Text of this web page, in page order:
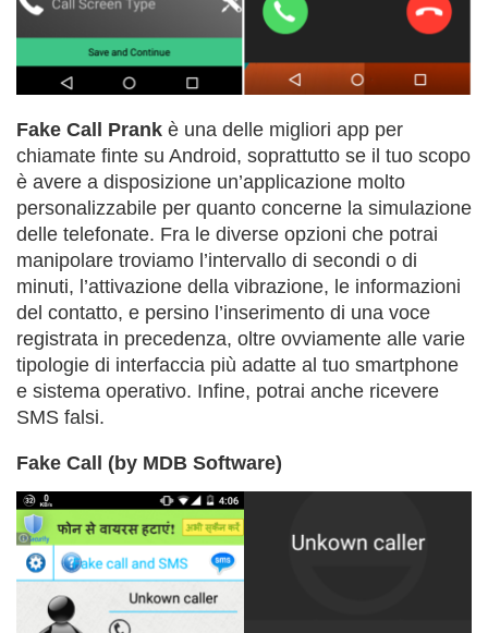
Fake Call Prank è una delle migliori app per
chiamate finte su Android, soprattutto se il tuo scopo
è avere a disposizione un’applicazione molto
personalizzabile per quanto concerne la simulazione
delle telefonate. Fra le diverse opzioni che potrai
manipolare troviamo l’intervallo di secondi o di
minuti, l’attivazione della vibrazione, le informazioni
del contatto, e persino l’inserimento di una voce
registrata in precedenza, oltre ovviamente alle varie
tipologie di interfaccia più adatte al tuo smartphone
e sistema operativo. Infine, potrai anche ricevere
SMS falsi.
Fake Call (by MDB Software)